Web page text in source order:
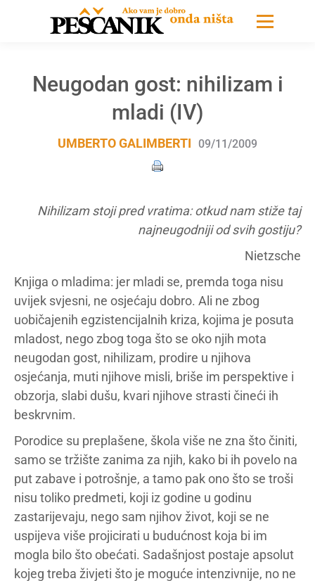
Neugodan gost: nihilizam i
mladi (IV)
UMBERTO GALIMBERTI 09/11/2009
Nihilizam stoji pred vratima: otkud nam stiže taj
najneugodniji od svih gostiju?
Nietzsche
Knjiga o mladima: jer mladi se, premda toga nisu
uvijek svjesni, ne osjećaju dobro. Ali ne zbog
uobičajenih egzistencijalnih kriza, kojima je posuta
mladost, nego zbog toga što se oko njih mota
neugodan gost, nihilizam, prodire u njihova
osjećanja, muti njihove misli, briše im perspektive i
obzorja, slabi dušu, kvari njihove strasti čineći ih
beskrvnim.
Porodice su preplašene, škola više ne zna što činiti,
samo se tržište zanima za njih, kako bi ih povelo na
put zabave i potrošnje, a tamo pak ono što se troši
nisu toliko predmeti, koji iz godine u godinu
zastarijevaju, nego sam njihov život, koji se ne
uspijeva više projicirati u budućnost koja bi im
mogla bilo što obećati. Sadašnjost postaje apsolut
kojeg treba živjeti što je moguće intenzivnije, no ne